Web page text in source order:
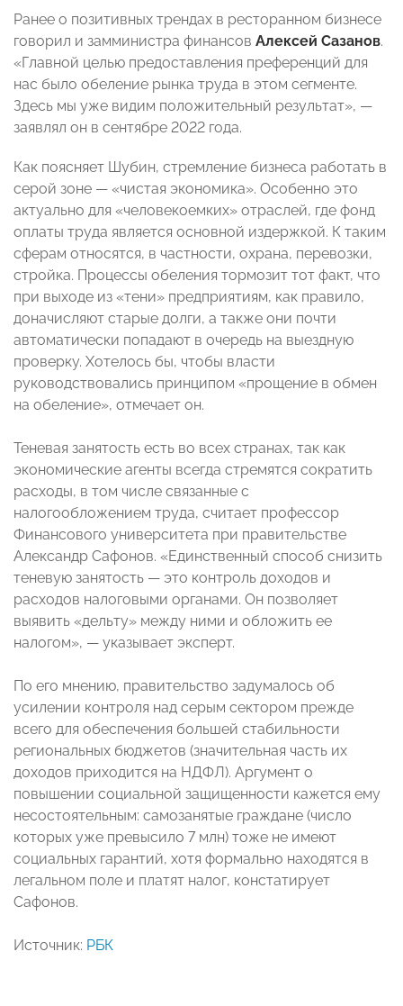
Ранее о позитивных трендах в ресторанном бизнесе
говорил и замминистра финансов Алексей Сазанов.
«Главной целью предоставления преференций для
нас было обеление рынка труда в этом сегменте.
Здесь мы уже видим положительный результат», —
заявлял он в сентябре 2022 года.
Как поясняет Шубин, стремление бизнеса работать в
серой зоне — «чистая экономика». Особенно это
актуально для «человекоемких» отраслей, где фонд
оплаты труда является основной издержкой. К таким
сферам относятся, в частности, охрана, перевозки,
стройка. Процессы обеления тормозит тот факт, что
при выходе из «тени» предприятиям, как правило,
доначисляют старые долги, а также они почти
автоматически попадают в очередь на выездную
проверку. Хотелось бы, чтобы власти
руководствовались принципом «прощение в обмен
на обеление», отмечает он.
Теневая занятость есть во всех странах, так как
экономические агенты всегда стремятся сократить
расходы, в том числе связанные с
налогообложением труда, считает профессор
Финансового университета при правительстве
Александр Сафонов. «Единственный способ снизить
теневую занятость — это контроль доходов и
расходов налоговыми органами. Он позволяет
выявить «дельту» между ними и обложить ее
налогом», — указывает эксперт.
По его мнению, правительство задумалось об
усилении контроля над серым сектором прежде
всего для обеспечения большей стабильности
региональных бюджетов (значительная часть их
доходов приходится на НДФЛ). Аргумент о
повышении социальной защищенности кажется ему
несостоятельным: самозанятые граждане (число
которых уже превысило 7 млн) тоже не имеют
социальных гарантий, хотя формально находятся в
легальном поле и платят налог, констатирует
Сафонов.
Источник: РБК